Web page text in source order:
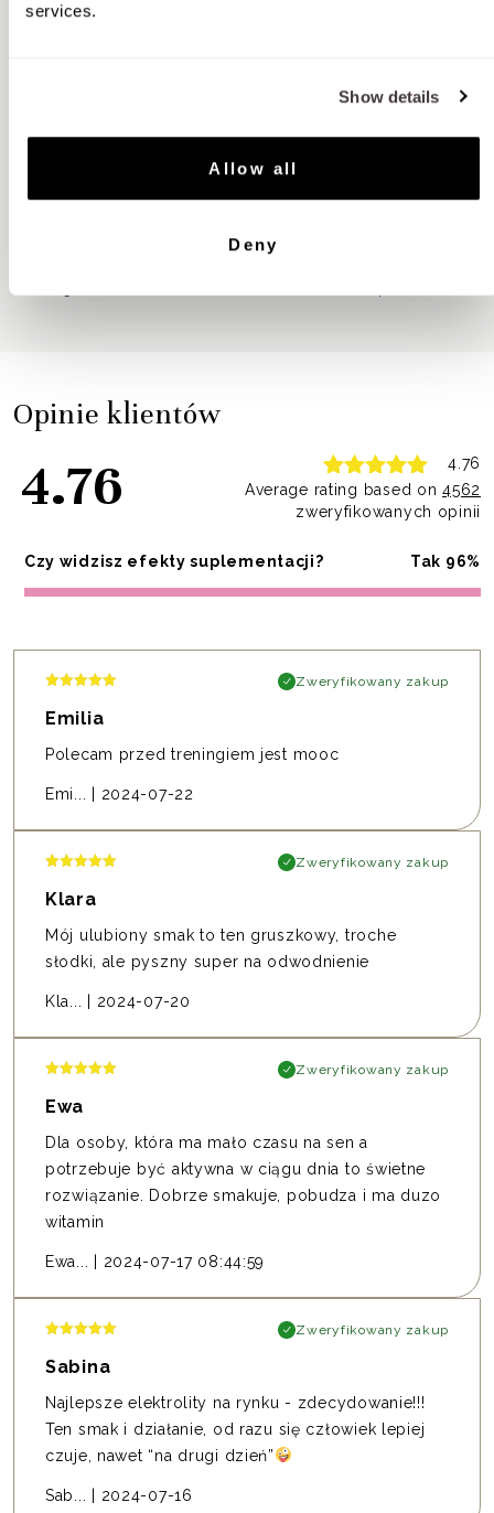
services.
Show details
Allow all
Deny
Potas
Opinie klientów
4.76
4.76
Average rating based on4562
zweryfikowanych opinii
Czy widzisz efekty suplementacji? Tak 96%
Zweryfikowany zakup
Emilia
Polecam przed treningiem jest mooc
Emi... 2024-07-22
Zweryfikowany zakup
Klara
Mój ulubiony smak to ten gruszkowy, troche
słodki, ale pyszny super na odwodnienie
Kla... 2024-07-20
Zweryfikowany zakup
Ewa
Dla osoby, która ma mało czasu na sen a
potrzebuje być aktywna w ciągu dnia to świetne
rozwiązanie. Dobrze smakuje, pobudza i ma duzo
witamin
Ewa... 2024-07-17 08:44:59
Zweryfikowany zakup
Sabina
Najlepsze elektrolity na rynku - zdecydowanie!!!
Ten smak i działanie, od razu się człowiek lepiej
czuje, nawet “na drugi dzień”
Sab... 2024-07-16